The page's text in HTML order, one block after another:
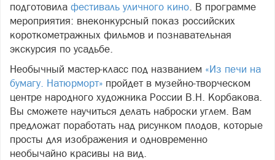
подготовила фестиваль уличного кино. В программе
мероприятия: внеконкурсный показ российских
короткометражных фильмов и познавательная
экскурсия по усадьбе.
Необычный мастер-класс под названием «Из печи на
бумагу. Натюрморт» пройдет в музейно-творческом
центре народного художника России В.Н. Корбакова.
Вы сможете научиться делать наброски углем. Вам
предложат поработать над рисунком плодов, которые
просты для изображения и одновременно
необычайно красивы на вид.